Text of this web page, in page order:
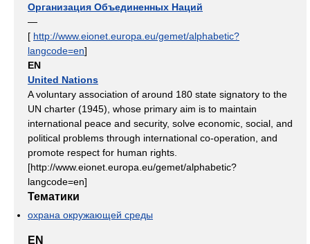
Организация Объединенных Наций
—
[ http://www.eionet.europa.eu/gemet/alphabetic?
langcode=en]
EN
United Nations
A voluntary association of around 180 state signatory to the
UN charter (1945), whose primary aim is to maintain
international peace and security, solve economic, social, and
political problems through international co-operation, and
promote respect for human rights.
[http://www.eionet.europa.eu/gemet/alphabetic?
langcode=en]
Тематики
охрана окружающей среды
EN